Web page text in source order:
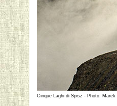
Cinque Laghi di Spisz - Photo: Marek